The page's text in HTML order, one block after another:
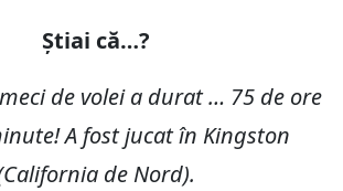
Știai că…?
de volei a durat … 75 de ore
A fost jucat în Kingston
de Nord).